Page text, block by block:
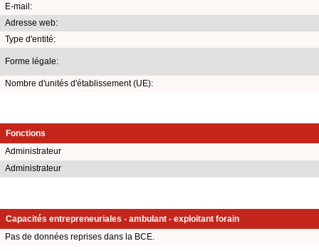
E-mail:
Adresse web:
Type d'entité:
Forme légale:
Nombre d'unités d'établissement (UE):
Fonctions
Administrateur
Administrateur
Capacités entrepreneuriales - ambulant - exploitant forain
Pas de données reprises dans la BCE.